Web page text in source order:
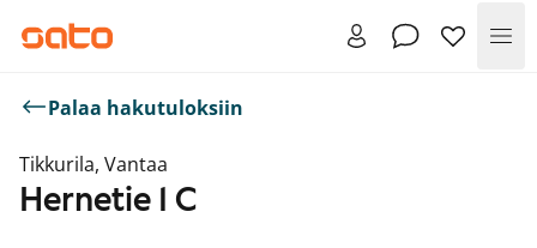
Palaa hakutuloksiin
Tikkurila, Vantaa
Hernetie 1 C